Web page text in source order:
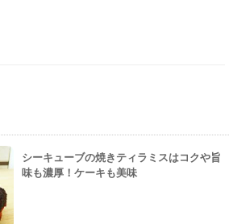
シーキューブの焼きティラミスはコクや旨
味も濃厚！ケーキも美味